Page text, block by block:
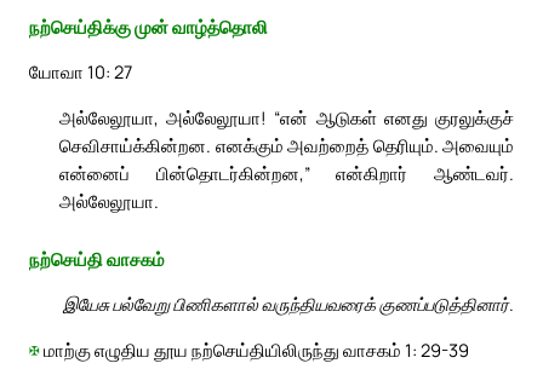
நற்செய்திக்கு முன் வாழ்த்தொலி
யோவா 10: 27
அல்லேலூயா, அல்லேலூயா! “என் ஆடுகள் எனது குரலுக்குச்
செவிசாய்க்கின்றன. எனக்கும் அவற்றைத் தெரியும். அவையும்
என்னைப் பின்தொடர்கின்றன,” என்கிறார் ஆண்டவர்.
அல்லேலூயா.
நற்செய்தி வாசகம்
இயேசு பல்வேறு பிணிகளால் வருந்தியவரைக் குணப்படுத்தினார்.
✠மாற்கு எழுதிய தூய நற்செய்தியிலிருந்து வாசகம் 1: 29-39